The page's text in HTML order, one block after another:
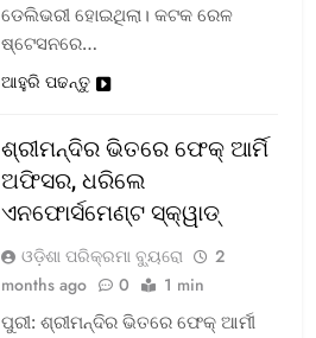
ଡେଲିଭରୀ ହୋଇଥିଲା। କଟକ ରେଳ
ଷ୍ଟେସନରେ…
ଆହୁରି ପଢନ୍ତୁ
ଶ୍ରୀମନ୍ଦିର ଭିତରେ ଫେକ୍ ଆର୍ମି
ଅଫିସର, ଧରିଲେ
ଏନଫୋର୍ସମେଣ୍ଟ ସ୍କ୍ୱାଡ୍‌
ଓଡ଼ିଶା ପରିକ୍ରମା ବ୍ୟୁରୋ
2
months ago
0 1 min
ପୁରୀ: ଶ୍ରୀମନ୍ଦିର ଭିତରେ ଫେକ୍ ଆର୍ମୀ